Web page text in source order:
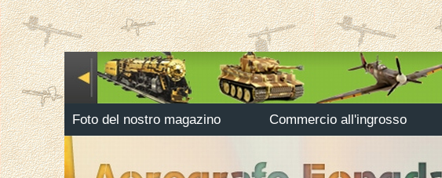
Foto del nostro magazino Commercio all'ingrosso